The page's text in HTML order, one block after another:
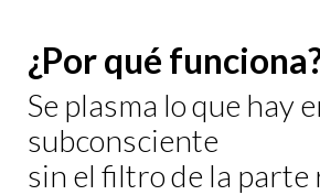
¿Por qué
Se plasma lo que hay
subconsciente
sin el filtro de la parte